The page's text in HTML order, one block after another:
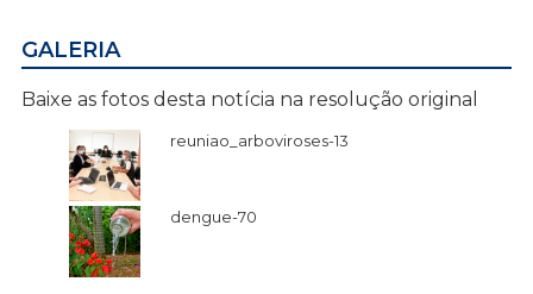
GALERIA
Baixe as fotos desta notícia na resolução original
reuniao_arboviroses-13
dengue-70